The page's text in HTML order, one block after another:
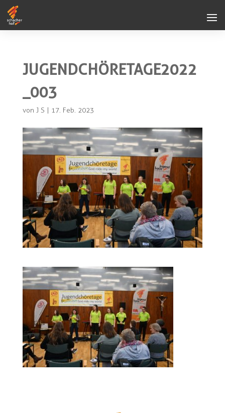
JUGENDCHÖRETAGE2022
_003
von J S | 17. Feb. 2023